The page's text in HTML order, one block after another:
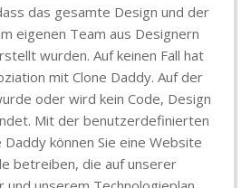
das gesamte Design und der
eigenen Team aus Designern
wurden. Auf keinen Fall hat
mit Clone Daddy. Auf der
oder wird kein Code, Design
Mit der benutzerdefinierten
Daddy können Sie eine Website
betreiben, die auf unserer